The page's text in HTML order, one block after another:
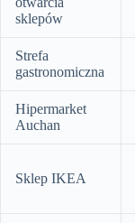
sklepów
Strefa
gastronomiczna
Hipermarket
Auchan
Sklep IKEA